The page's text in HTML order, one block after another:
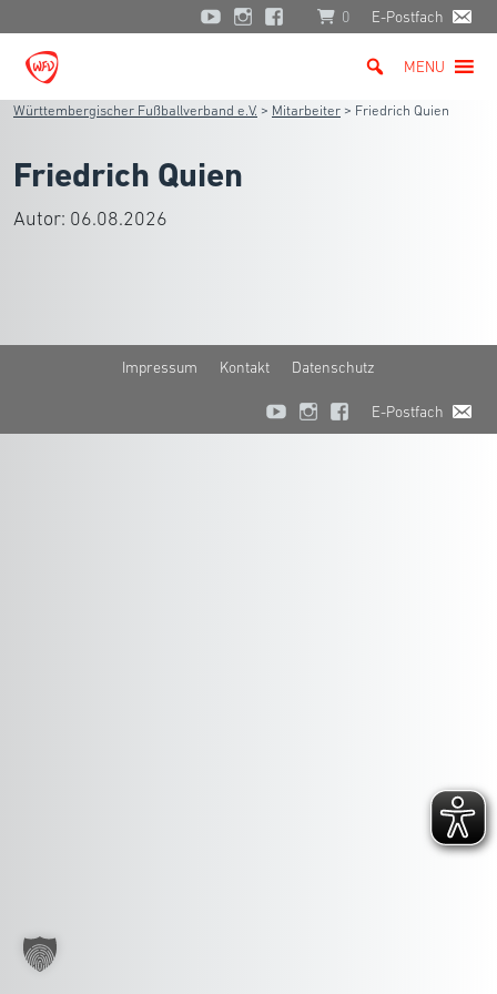
0 E-Postfach
MENU
Württembergischer Fußballverband e.V. > Mitarbeiter > Friedrich Quien
Friedrich Quien
Autor: 06.08.2026
Impressum Kontakt Datenschutz
E-Postfach